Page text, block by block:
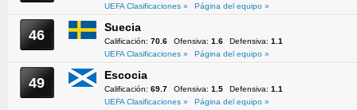
UEFA Clasificaciones »
Página del equipo »
46 Suecia
Calificación: 70.6 Ofensiva: 1.6 Defensiva: 1.1
UEFA Clasificaciones »
Página del equipo »
49 Escocia
Calificación: 69.7 Ofensiva: 1.5 Defensiva: 1.1
UEFA Clasificaciones »
Página del equipo »